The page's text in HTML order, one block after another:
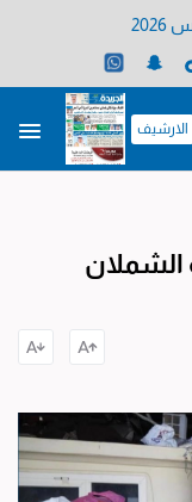
الارشيف
الشملان